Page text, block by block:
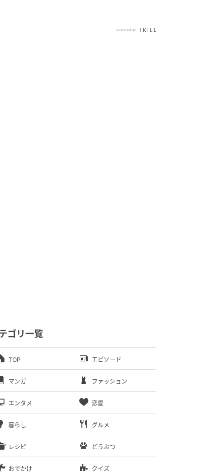
ゴリ一覧
TOP エピソード
マンガ ファッション
エンタメ 恋愛
暮らし グルメ
レシピ どうぶつ
おでかけ クイズ